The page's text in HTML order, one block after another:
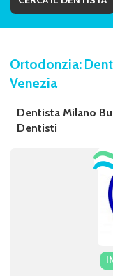
Ortodonzia:
Venezia
Dentista Milano
Dentisti